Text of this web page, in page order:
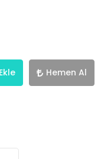
Hemen Al